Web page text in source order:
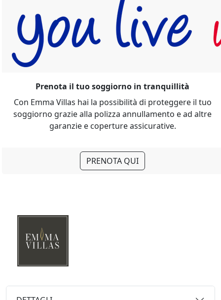
Prenota il tuo soggiorno in tranquillità
Con Emma Villas hai la possibilità di proteggere il tuo
soggiorno grazie alla polizza annullamento e ad altre
garanzie e coperture assicurative.
PRENOTA QUI